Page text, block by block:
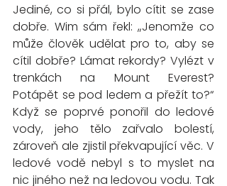
Jediné, co si přál, bylo cítit se zase
dobře. Wim sám řekl: „Jenomže co
může člověk udělat pro to, aby se
cítil dobře? Lámat rekordy? Vylézt v
trenkách na Mount Everest?
Potápět se pod ledem a přežít to?“
Když se poprvé ponořil do ledové
vody, jeho tělo zařvalo bolestí,
zároveň ale zjistil překvapující věc. V
ledové vodě nebyl s to myslet na
nic jiného než na ledovou vodu. Tak